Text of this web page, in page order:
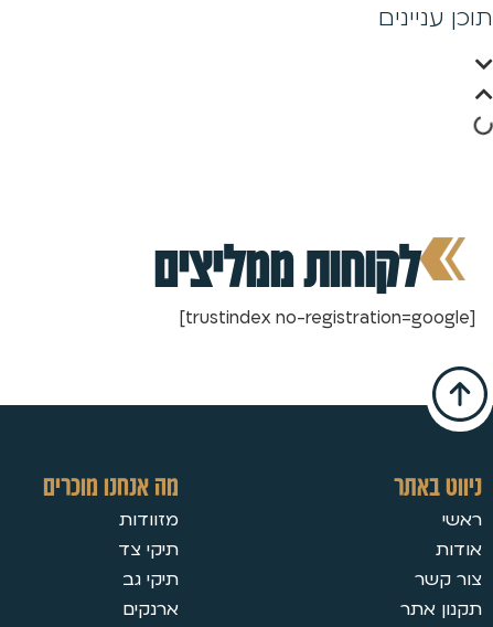
תוכן עניינים
לקוחות ממליצים
[trustindex no-registration=google]
ניווט באתר
ראשי
אודות
צור קשר
תקנון אתר
מה אנחנו מוכרים
מזוודות
תיקי צד
תיקי גב
ארנקים